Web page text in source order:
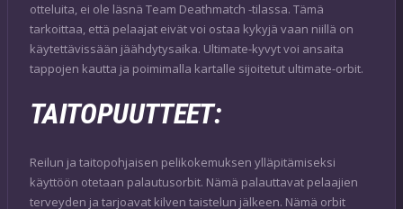
otteluita, ei ole läsnä Team Deathmatch -tilassa. Tämä
tarkoittaa, että pelaajat eivät voi ostaa kykyjä vaan niillä on
käytettävissään jäähdytysaika. Ultimate-kyvyt voi ansaita
tappojen kautta ja poimimalla kartalle sijoitetut ultimate-orbit.
TAITOPUUTTEET:
Reilun ja taitopohjaisen pelikokemuksen ylläpitämiseksi
käyttöön otetaan palautusorbit. Nämä palauttavat pelaajien
terveyden ja tarjoavat kilven taistelun jälkeen. Nämä orbit